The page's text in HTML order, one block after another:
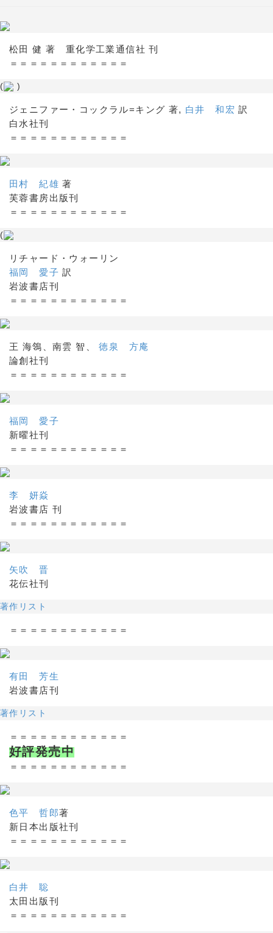
松田 健 著 重化学工業通信社 刊
＝＝＝＝＝＝＝＝＝＝＝＝
( )
ジェニファー・コックラル=キング 著, 白井 和宏 訳
白水社刊
＝＝＝＝＝＝＝＝＝＝＝＝
田村 紀雄 著
芙蓉書房出版刊
＝＝＝＝＝＝＝＝＝＝＝＝
(
リチャード・ウォーリン
福岡 愛子 訳
岩波書店刊
＝＝＝＝＝＝＝＝＝＝＝＝
王 海鴒、南雲 智、徳泉 方庵
論創社刊
＝＝＝＝＝＝＝＝＝＝＝＝
福岡 愛子
新曜社刊
＝＝＝＝＝＝＝＝＝＝＝＝
李 妍焱
岩波書店 刊
＝＝＝＝＝＝＝＝＝＝＝＝
矢吹 晋
花伝社刊
著作リスト
＝＝＝＝＝＝＝＝＝＝＝＝
有田 芳生
岩波書店刊
著作リスト
＝＝＝＝＝＝＝＝＝＝＝＝
好評発売中
＝＝＝＝＝＝＝＝＝＝＝＝
色平 哲郎著
新日本出版社刊
＝＝＝＝＝＝＝＝＝＝＝＝
白井 聡
太田出版刊
＝＝＝＝＝＝＝＝＝＝＝＝